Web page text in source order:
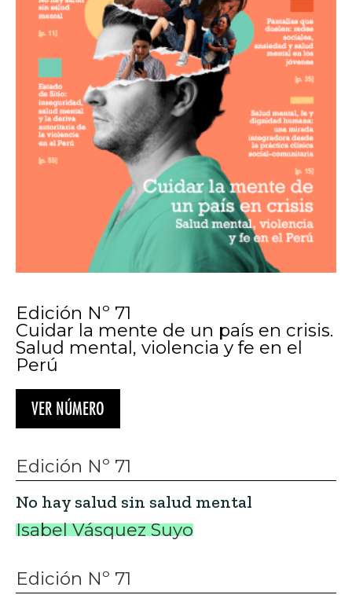
Edición Nº 71
Cuidar la mente de un país en crisis.
Salud mental, violencia y fe en el
Perú
VER NÚMERO
Edición Nº 71
No hay salud sin salud mental
Isabel Vásquez Suyo
Edición Nº 71